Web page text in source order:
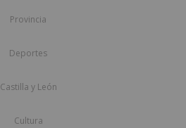
Provincia
Deportes
Castilla y León
Cultura